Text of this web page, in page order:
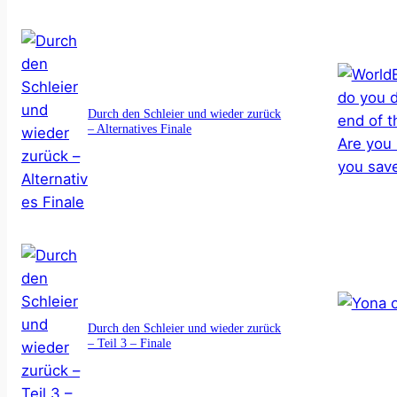
Durch den Schleier und wieder zurück
– Alternatives Finale
Durch den Schleier und wieder zurück
– Teil 3 – Finale